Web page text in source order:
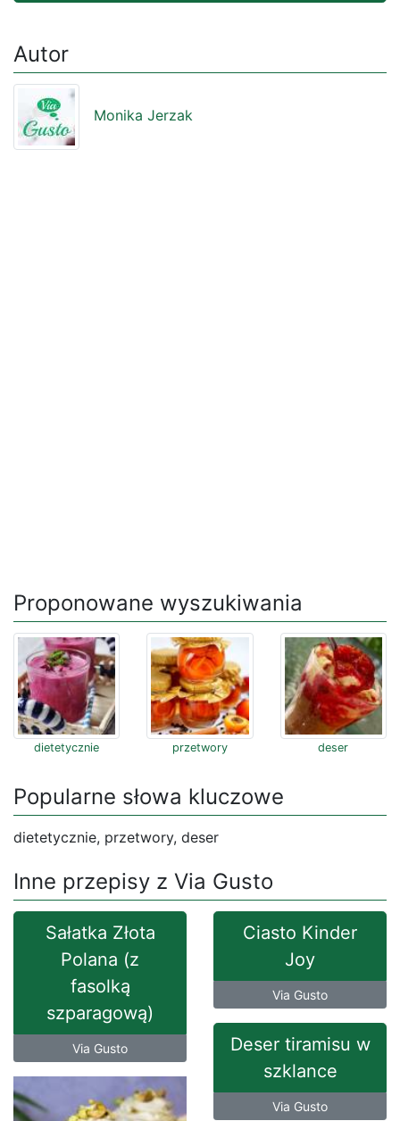
Autor
Monika Jerzak
Proponowane wyszukiwania
dietetycznie przetwory deser
Popularne słowa kluczowe
dietetycznie, przetwory, deser
Inne przepisy z Via Gusto
Sałatka Złota
Polana (z
fasolką
szparagową)
Via Gusto
Ciasto Kinder
Joy
Via Gusto
Deser tiramisu w
szklance
Via Gusto